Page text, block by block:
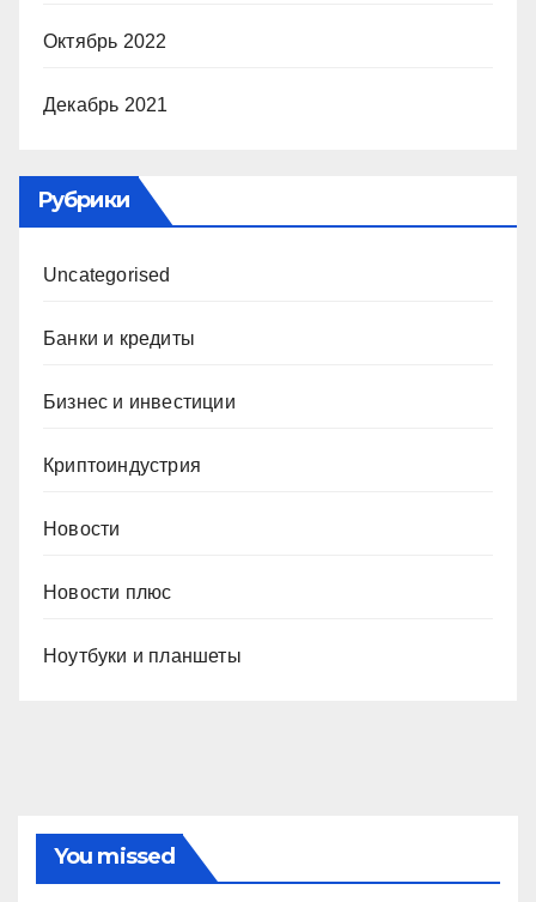
Октябрь 2022
Декабрь 2021
Рубрики
Uncategorised
Банки и кредиты
Бизнес и инвестиции
Криптоиндустрия
Новости
Новости плюс
Ноутбуки и планшеты
You missed